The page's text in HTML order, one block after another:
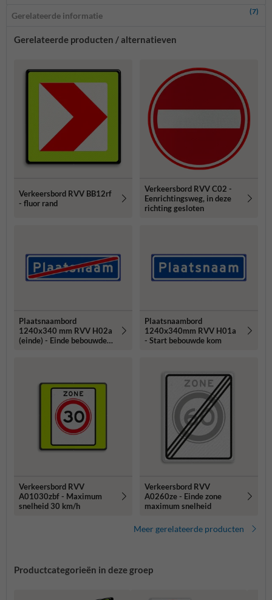
Gerelateerde informatie (7)
Gerelateerde producten / alternatieven
Verkeersbord RVV BB12rf
- fluor rand
Verkeersbord RVV C02 -
Eenrichtingsweg, in deze
richting gesloten
Plaatsnaambord
1240x340 mm RVV H02a
(einde) - Einde bebouwde
Plaatsnaambord
1240x340mm RVV H01a
- Start bebouwde kom
Verkeersbord RVV
A01030zbf - Maximum
snelheid 30 km/h
Verkeersbord RVV
A0260ze - Einde zone
maximum snelheid
Meer gerelateerde producten
Productcategorieën in deze groep